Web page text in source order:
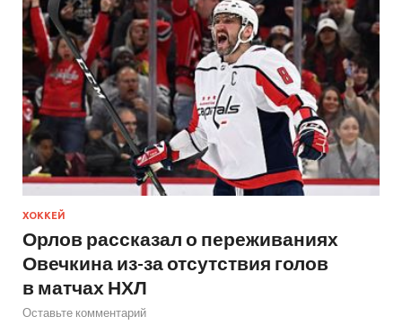
ХОККЕЙ
Орлов рассказал о переживаниях
Овечкина из-за отсутствия голов
в матчах НХЛ
Оставьте комментарий